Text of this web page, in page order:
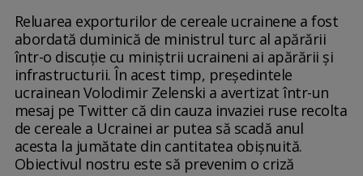
Reluarea exporturilor de cereale ucrainene a fost
abordată duminică de ministrul turc al apărării
într-o discuţie cu miniştrii ucraineni ai apărării şi
infrastructurii. În acest timp, preşedintele
ucrainean Volodimir Zelenski a avertizat într-un
mesaj pe Twitter că din cauza invaziei ruse recolta
de cereale a Ucrainei ar putea să scadă anul
acesta la jumătate din cantitatea obişnuită.
Obiectivul nostru este să prevenim o criză